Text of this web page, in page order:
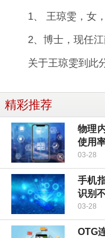
1、 王琼雯，女
2、博士，现任
关于王琼雯到此
精彩推荐
物理
使用
03-28
手机
识别
03-28
OTG